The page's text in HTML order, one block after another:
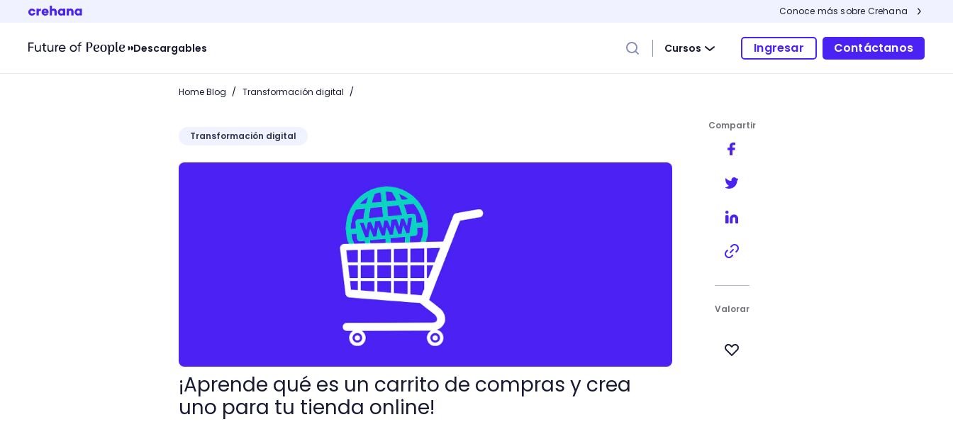
Conoce más sobre Crehana
Descargables Cursos Ingresar Contáctanos
Home Blog / Transformación digital /
Transformación digital
¡Aprende qué es un carrito de compras y crea uno para tu tienda online!
¡Aprende qué es un carrito de compras y crea
uno para tu tienda online!
Compartir
Valorar